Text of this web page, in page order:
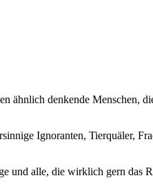
ähnlich denkende Menschen,
Ignoranten, Tierquäler,
und alle, die wirklich gern das